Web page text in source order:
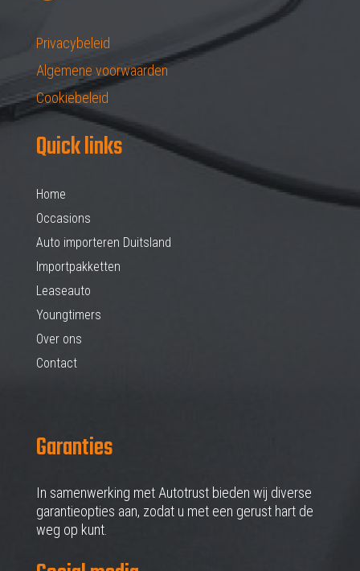
Privacybeleid
Algemene voorwaarden
Cookiebeleid
Quick links
Home
Occasions
Auto importeren Duitsland
Importpakketten
Leaseauto
Youngtimers
Over ons
Contact
Garanties
In samenwerking met Autotrust bieden wij diverse
garantieopties aan, zodat u met een gerust hart de
weg op kunt.